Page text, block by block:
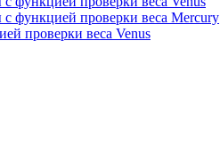
функцией проверки веса Mercury
проверки веса Venus